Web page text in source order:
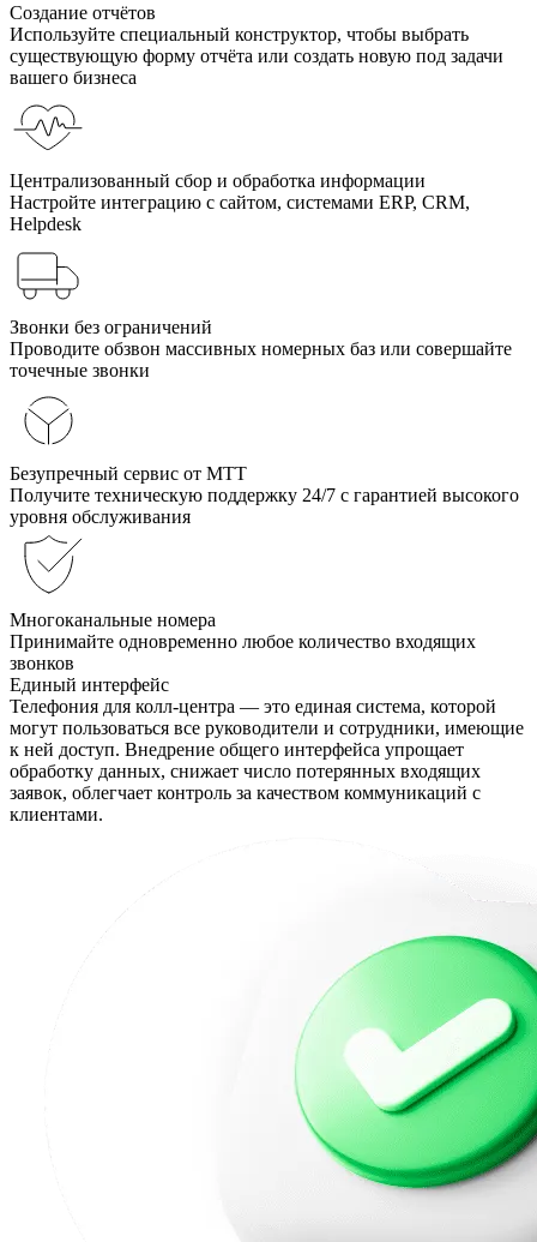
Создание отчётов
Используйте специальный конструктор, чтобы выбрать
существующую форму отчёта или создать новую под задачи
вашего бизнеса
Централизованный сбор и обработка информации
Настройте интеграцию с сайтом, системами ERP, CRM,
Helpdesk
Звонки без ограничений
Проводите обзвон массивных номерных баз или совершайте
точечные звонки
Безупречный сервис от МТТ
Получите техническую поддержку 24/7 с гарантией высокого
уровня обслуживания
Многоканальные номера
Принимайте одновременно любое количество входящих
звонков
Единый интерфейс
Телефония для колл-центра — это единая система, которой
могут пользоваться все руководители и сотрудники, имеющие
к ней доступ. Внедрение общего интерфейса упрощает
обработку данных, снижает число потерянных входящих
заявок, облегчает контроль за качеством коммуникаций с
клиентами.